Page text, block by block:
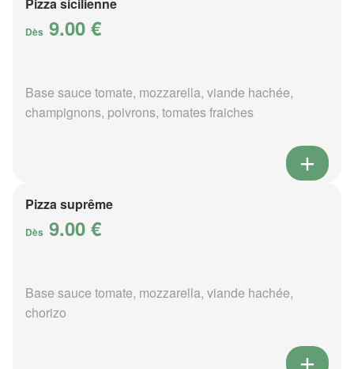
Pizza sicilienne
Dès 9.00 €
Base sauce tomate, mozzarella, viande hachée,
champignons, poivrons, tomates fraiches
Pizza suprême
Dès 9.00 €
Base sauce tomate, mozzarella, viande hachée,
chorizo